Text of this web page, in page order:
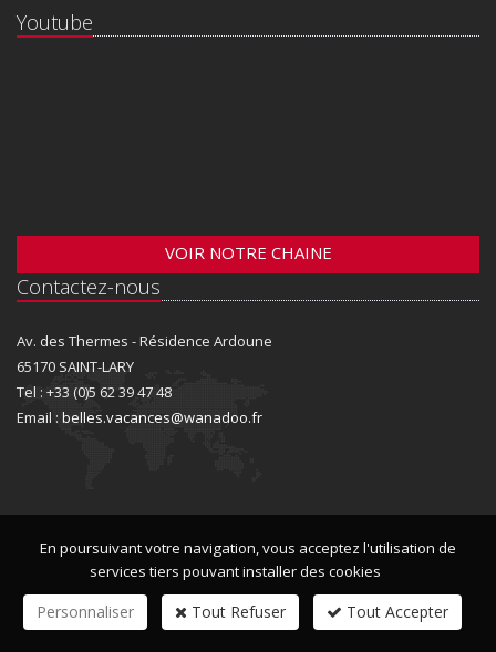
Youtube
VOIR NOTRE CHAINE
Contactez-nous
Av. des Thermes - Résidence Ardoune
65170 SAINT-LARY
Tel : +33 (0)5 62 39 47 48
Email : belles.vacances@wanadoo.fr
En poursuivant votre navigation, vous acceptez l'utilisation de
services tiers pouvant installer des cookies
Personnaliser Tout Refuser Tout Accepter